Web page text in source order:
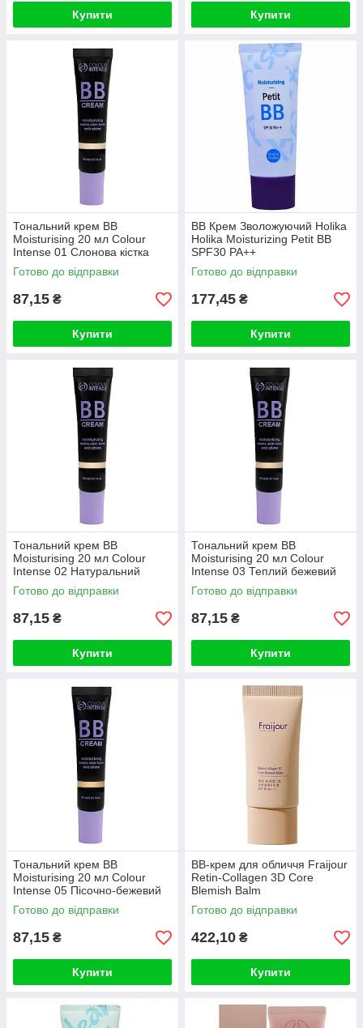
Купити Купити
Тональний крем BB
Moisturising 20 мл Colour
Intense 01 Слонова кістка
Готово до відправки
87,15 ₴
Купити
BB Крем Зволожуючий Holika
Holika Moisturizing Petit BB
SPF30 PA++
Готово до відправки
177,45 ₴
Купити
Тональний крем BB
Moisturising 20 мл Colour
Intense 02 Натуральний
Готово до відправки
87,15 ₴
Купити
Тональний крем BB
Moisturising 20 мл Colour
Intense 03 Теплий бежевий
Готово до відправки
87,15 ₴
Купити
Тональний крем BB
Moisturising 20 мл Colour
Intense 05 Пісочно-бежевий
Готово до відправки
87,15 ₴
Купити
BB-крем для обличчя Fraijour
Retin-Collagen 3D Core
Blemish Balm
Готово до відправки
422,10 ₴
Купити